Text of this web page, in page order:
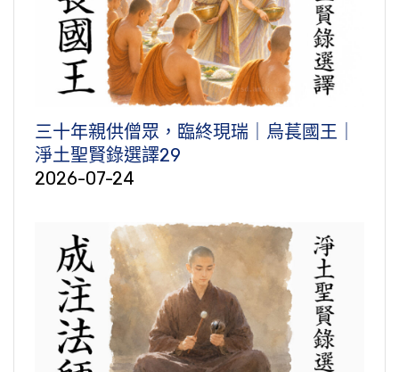
三十年親供僧眾，臨終現瑞｜烏萇國王｜
淨土聖賢錄選譯29
2026-07-24